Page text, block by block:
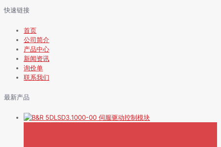
快速链接
首页
公司简介
产品中心
新闻资讯
询价单
联系我们
最新产品